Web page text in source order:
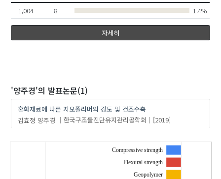
1,004 8 1.4%
자세히
'양주경'의 발표논문(1)
혼화재료에 따른 지오폴리머의 강도 및 건조수축
김효정 양주경 한국구조물진단유지관리공학회 [2019]
Compressive strength
Flexural strength
Geopolymer